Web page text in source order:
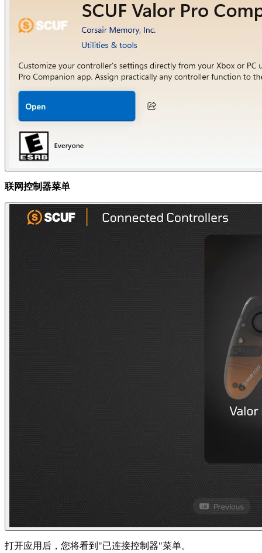
联网控制器菜单
打开应用后，您将看到"已连接控制器"菜单。